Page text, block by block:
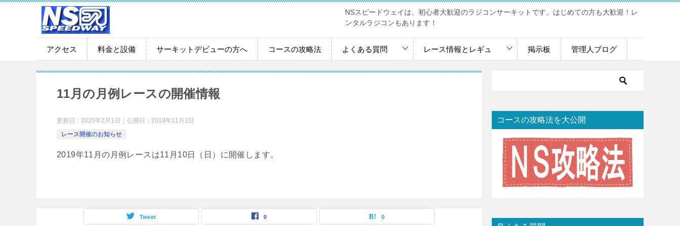
NSスピードウェイは、初心者大歓迎のラジコンサーキットです。はじめての方も大歓迎！レ
ンタルラジコンもあります！
アクセス 料金と設備 サーキットデビューの方へ コースの攻略法 よくある質問 レース情報とレギュ 掲示板 管理人ブログ
11月の月例レースの開催情報
更新日： 2020年2月1日 公開日： 2019年11月2日
レース開催のお知らせ
2019年11月の月例レースは11月10日（日）に開催します。
Tweet 0 0
コースの攻略法を大公開